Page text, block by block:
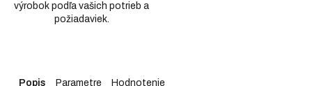
výrobok podľa vašich potrieb a
požiadaviek.
Popis Parametre Hodnotenie